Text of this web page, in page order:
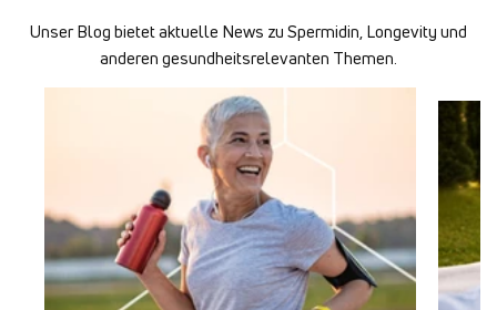
Unser Blog bietet aktuelle News zu Spermidin, Longevity und
anderen gesundheitsrelevanten Themen.